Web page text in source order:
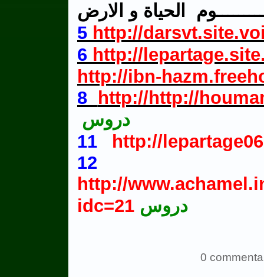
الحياة و الارض
5 http://
6 http://
http://ibn-
8
http://http://
دروس
11
http://
http://
idc=21 دروس
0